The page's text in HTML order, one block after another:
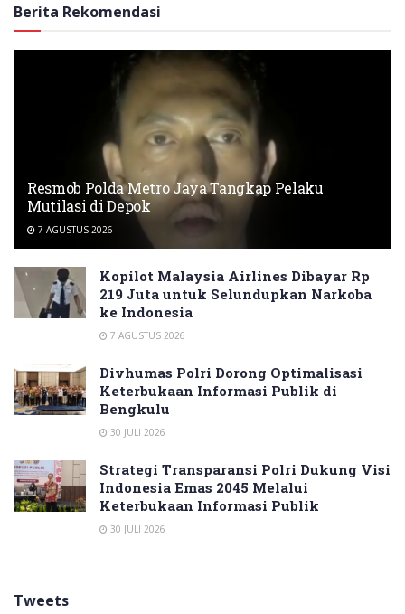
Berita Rekomendasi
Resmob Polda Metro Jaya Tangkap Pelaku
Mutilasi di Depok
7 AGUSTUS 2026
Kopilot Malaysia Airlines Dibayar Rp
219 Juta untuk Selundupkan Narkoba
ke Indonesia
7 AGUSTUS 2026
Divhumas Polri Dorong Optimalisasi
Keterbukaan Informasi Publik di
Bengkulu
30 JULI 2026
Strategi Transparansi Polri Dukung Visi
Indonesia Emas 2045 Melalui
Keterbukaan Informasi Publik
30 JULI 2026
Tweets